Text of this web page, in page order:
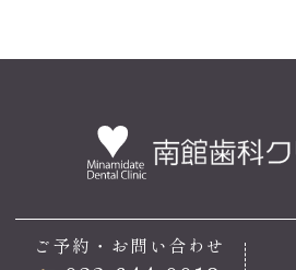
ご予約・お問い合わせ